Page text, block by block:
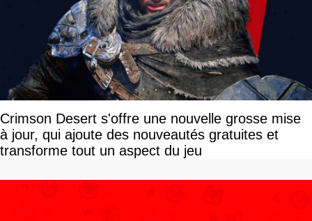
Crimson Desert s'offre une nouvelle grosse mise
à jour, qui ajoute des nouveautés gratuites et
transforme tout un aspect du jeu